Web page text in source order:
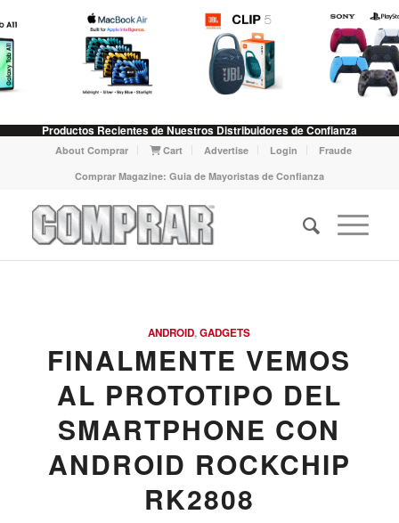
Productos Recientes de Nuestros Distribuidores de Confianza
About Comprar Cart Advertise Login
Fraude
Comprar Magazine: Guia de Mayoristas de Confianza
ANDROID,GADGETS
FINALMENTE VEMOS
AL PROTOTIPO DEL
SMARTPHONE CON
ANDROID ROCKCHIP
RK2808